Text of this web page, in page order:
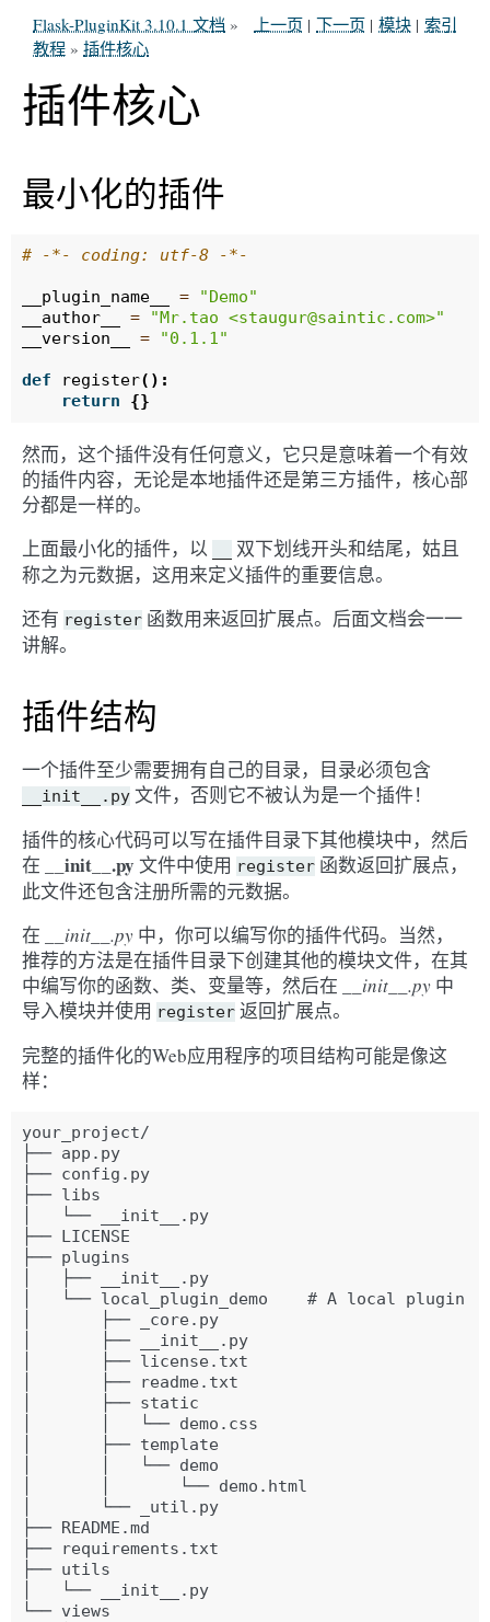
索引
模块 |
下一页 |
上一页 |
Flask-PluginKit 3.10.1 文档 »
教程 » 插件核心
插件核心
最小化的插件
# -*- coding: utf-8 -*-
__plugin_name__ =
"Demo"
__author__
=
"Mr.tao <staugur@saintic.com>"
__version__
= "0.1.1"
def register():
return
{}
然而，这个插件没有任何意义，它只是意味着一个有效
的插件内容，无论是本地插件还是第三方插件，核心部
分都是一样的。
上面最小化的插件，以
双下划线开头和结尾，姑且
称之为元数据，这用来定义插件的重要信息。
还有 register 函数用来返回扩展点。后面文档会一一
讲解。
插件结构
一个插件至少需要拥有自己的目录，目录必须包含
__init__.py 文件，否则它不被认为是一个插件！
插件的核心代码可以写在插件目录下其他模块中，然后
在
__init__.py 文件中使用 register 函数返回扩展点，
此文件还包含注册所需的元数据。
在
__init__.py 中，你可以编写你的插件代码。当然，
推荐的方法是在插件目录下创建其他的模块文件，在其
中编写你的函数、类、变量等，然后在
__init__.py 中
导入模块并使用 register 返回扩展点。
完整的插件化的Web应用程序的项目结构可能是像这
样：
your_project/
├── app.py
├── config.py
├── libs
│   └── __init__.py
├── LICENSE
├── plugins
│   ├── __init__.py
│   └── local_plugin_demo    # A local plugin
│       ├── _core.py
│       ├── __init__.py
│       ├── license.txt
│       ├── readme.txt
│       ├── static
│       │   └── demo.css
│       ├── template
│       │   └── demo
│       │       └── demo.html
│       └── _util.py
├── README.md
├── requirements.txt
├── utils
│   └── __init__.py
└── views